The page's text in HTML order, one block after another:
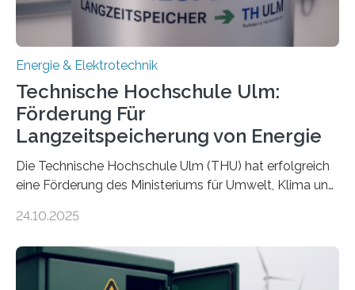
Energie & Elektrotechnik
Technische Hochschule Ulm:
Förderung Für
Langzeitspeicherung von Energie
Die Technische Hochschule Ulm (THU) hat erfolgreich
eine Förderung des Ministeriums für Umwelt, Klima und
Forschungsprojekt „LAGER – Langzeitspeicherung in
Quartieren“ eingeworben. Ziel des Projekts ist die
Entwicklung, Erprobung und Demonstration von
24.10.2025